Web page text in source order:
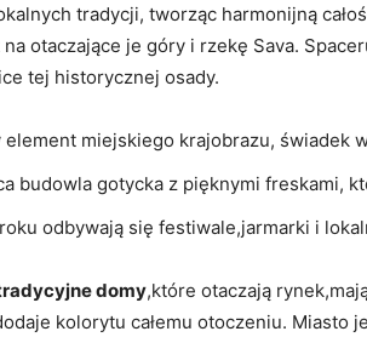
tradycji, tworząc⁤ harmonijną⁤
otaczające je góry i rzekę Sava.
tej ⁣historycznej osady.
element miejskiego krajobrazu, świadek​
budowla gotycka z pięknymi freskami,
odbywają się festiwale,jarmarki ⁣i
domy,które otaczają
kolorytu całemu ‌otoczeniu.